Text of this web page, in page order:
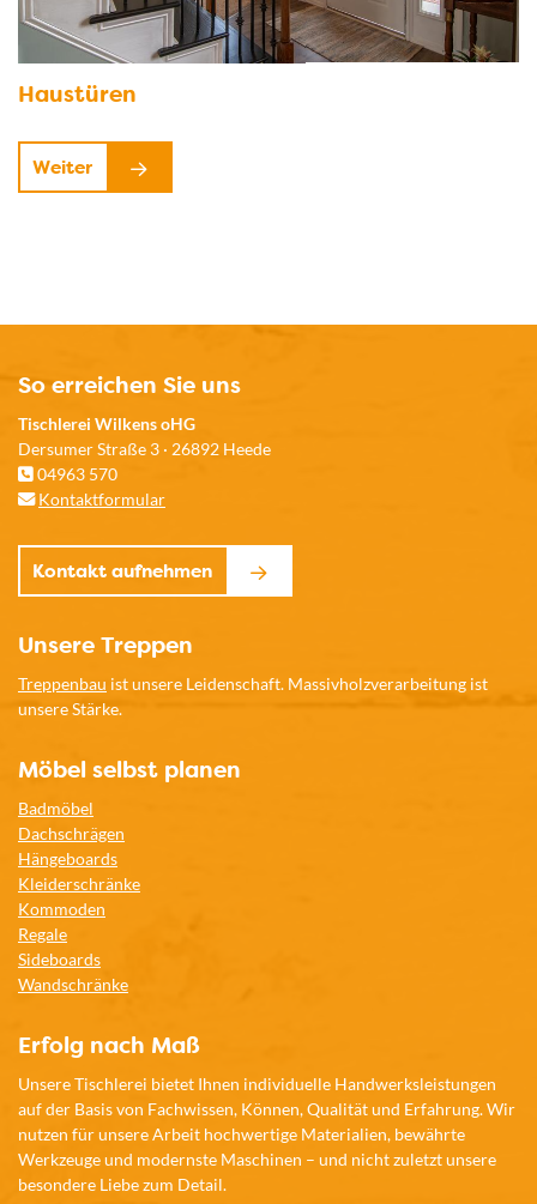
Haustüren
Weiter
So erreichen Sie uns
Tischlerei Wilkens oHG
Dersumer Straße 3 · 26892 Heede
04963 570
Kontaktformular
Kontakt aufnehmen
Unsere Treppen
Treppenbau ist unsere Leidenschaft. Massivholzverarbeitung ist
unsere Stärke.
Möbel selbst planen
Badmöbel
Dachschrägen
Hängeboards
Kleiderschränke
Kommoden
Regale
Sideboards
Wandschränke
Erfolg nach Maß
Unsere Tischlerei bietet Ihnen individuelle Handwerksleistungen
auf der Basis von Fachwissen, Können, Qualität und Erfahrung. Wir
nutzen für unsere Arbeit hochwertige Materialien, bewährte
Werkzeuge und modernste Maschinen – und nicht zuletzt unsere
besondere Liebe zum Detail.